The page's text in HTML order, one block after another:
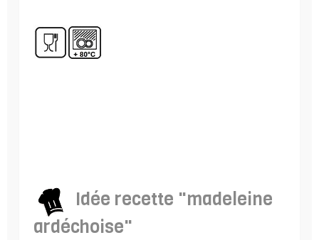
Idée recette "madeleine
ardéchoise"